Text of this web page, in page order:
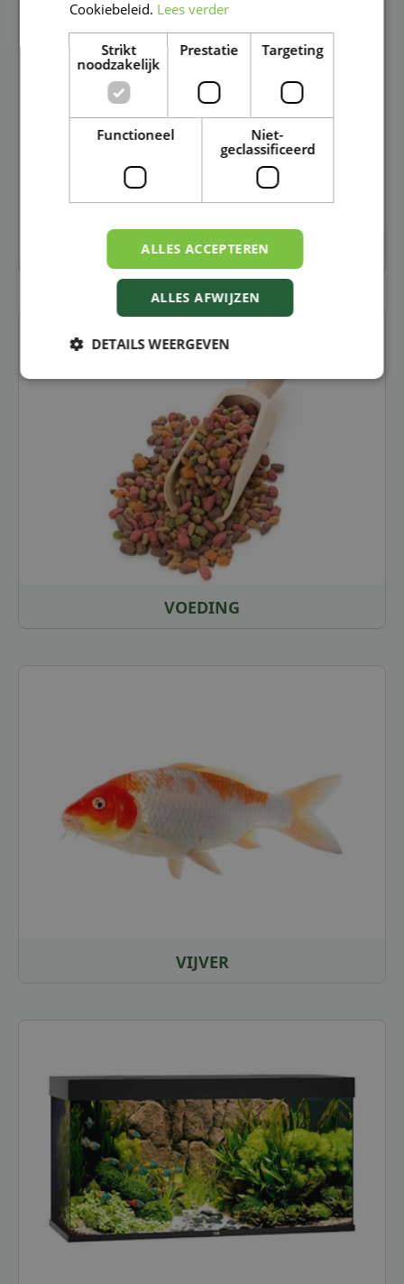
DIEREN
VOEDING
VIJVER
Cookiebeleid. Lees verder
Strikt
noodzakelijk
Prestatie Targeting
Functioneel
Niet-
geclassificeerd
ALLES ACCEPTEREN
ALLES AFWIJZEN
DETAILS WEERGEVEN